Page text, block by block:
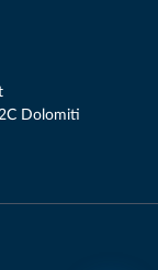
Dolomiti